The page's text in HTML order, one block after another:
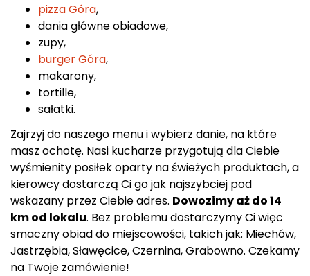
pizza Góra,
dania główne obiadowe,
zupy,
burger Góra,
makarony,
tortille,
sałatki.
Zajrzyj do naszego menu i wybierz danie, na które
masz ochotę. Nasi kucharze przygotują dla Ciebie
wyśmienity posiłek oparty na świeżych produktach, a
kierowcy dostarczą Ci go jak najszybciej pod
wskazany przez Ciebie adres. Dowozimy aż do 14
km od lokalu. Bez problemu dostarczymy Ci więc
smaczny obiad do miejscowości, takich jak: Miechów,
Jastrzębia, Sławęcice, Czernina, Grabowno. Czekamy
na Twoje zamówienie!